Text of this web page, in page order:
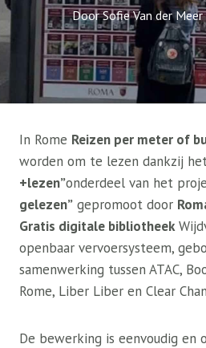
DoorSofie Van der Meer
In Rome Reizen per meter of
worden om te lezen dankzij
+lezen”onderdeel van het
gelezen” gepromoot door
Gratis digitale bibliotheek
openbaar vervoersysteem,
samenwerking tussen ATAC,
Rome, Liber Liber en Clear
De bewerking is eenvoudig en